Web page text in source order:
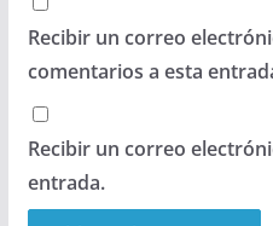
Recibir un correo
comentarios a esta
Recibir un correo
entrada.